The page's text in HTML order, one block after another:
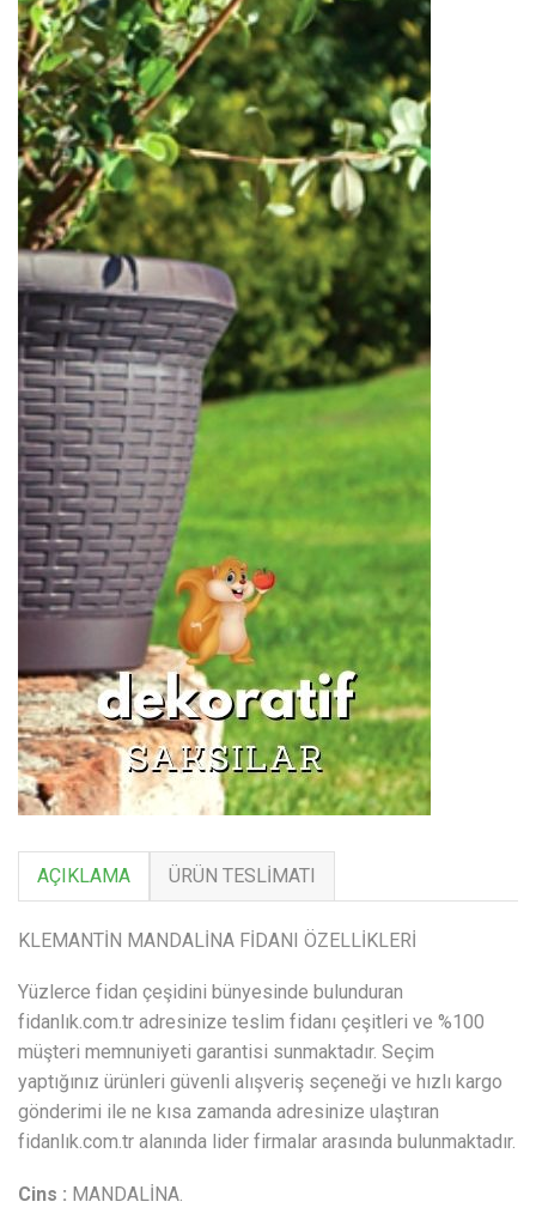
AÇIKLAMA ÜRÜN TESLIMATI
KLEMANTİN MANDALİNA FİDANI ÖZELLİKLERİ
Yüzlerce fidan çeşidini bünyesinde bulunduran
fidanlık.com.tr adresinize teslim fidanı çeşitleri ve %100
müşteri memnuniyeti garantisi sunmaktadır. Seçim
yaptığınız ürünleri güvenli alışveriş seçeneği ve hızlı kargo
gönderimi ile ne kısa zamanda adresinize ulaştıran
fidanlık.com.tr alanında lider firmalar arasında bulunmaktadır.
Cins : MANDALİNA.